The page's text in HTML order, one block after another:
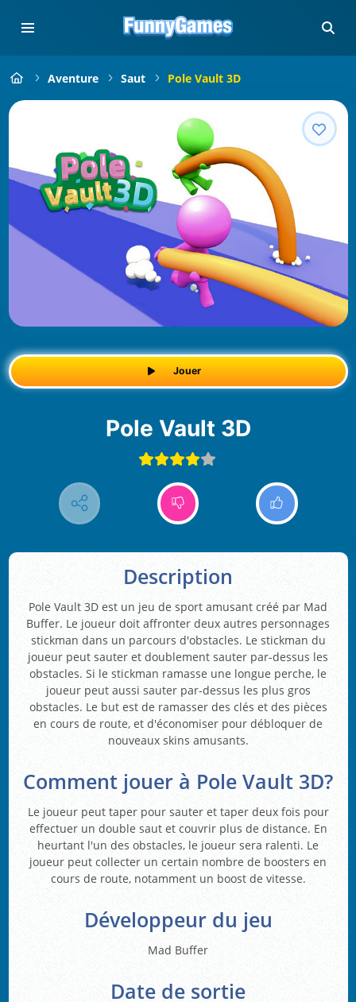
Aventure Saut Pole Vault 3D
Jouer
Pole Vault 3D
Description
Pole Vault 3D est un jeu de sport amusant créé par Mad
Buffer. Le joueur doit affronter deux autres personnages
stickman dans un parcours d'obstacles. Le stickman du
joueur peut sauter et doublement sauter par-dessus les
obstacles. Si le stickman ramasse une longue perche, le
joueur peut aussi sauter par-dessus les plus gros
obstacles. Le but est de ramasser des clés et des pièces
en cours de route, et d'économiser pour débloquer de
nouveaux skins amusants.
Comment jouer à Pole Vault 3D?
Le joueur peut taper pour sauter et taper deux fois pour
effectuer un double saut et couvrir plus de distance. En
heurtant l'un des obstacles, le joueur sera ralenti. Le
joueur peut collecter un certain nombre de boosters en
cours de route, notamment un boost de vitesse.
Développeur du jeu
Mad Buffer
Date de sortie